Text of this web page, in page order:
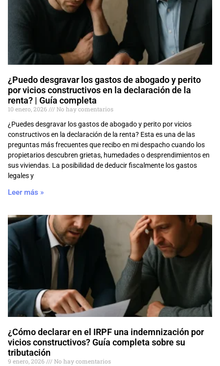
¿Puedo desgravar los gastos de abogado y perito
por vicios constructivos en la declaración de la
renta? | Guía completa
10 enero, 2026
No hay comentarios
¿Puedes desgravar los gastos de abogado y perito por vicios
constructivos en la declaración de la renta? Esta es una de las
preguntas más frecuentes que recibo en mi despacho cuando los
propietarios descubren grietas, humedades o desprendimientos en
sus viviendas. La posibilidad de deducir fiscalmente los gastos
legales y
Leer más »
¿Cómo declarar en el IRPF una indemnización por
vicios constructivos? Guía completa sobre su
tributación
9 enero, 2026
No hay comentarios